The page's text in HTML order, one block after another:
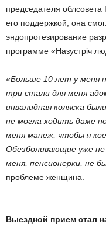
председателя
его поддержкой, она
эндопротезирование
программе «Назустріч
«Больше 10 лет у меня
три стали для меня
инвалидная коляска
не могла ходить даже
меня манеж, чтобы я
Обезболивающие уже не
меня, пенсионерки, не
проблеме женщина.
Выездной прием стал